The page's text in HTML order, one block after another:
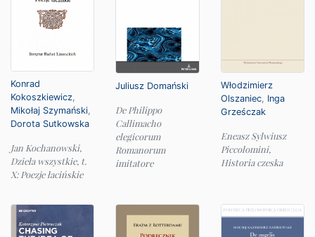
Konrad
Kokoszkiewicz,
Mikołaj Szymański,
Dorota Sutkowska
Jan Kochanowski,
Dzieła wszystkie, t.
X: Poezje łacińskie
Juliusz Domański
De Philippo
Callimacho
elegicorum
Romanorum
imitatore
Włodzimierz
Olszaniec, Inga
Grześczak
Eneasz Sylwiusz
Piccolomini,
Historia czeska